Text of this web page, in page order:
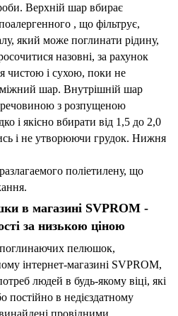
Верхній шар вбирає
, що фільтрує,
який може поглинати рідину,
назовні, за рахунок
чистою і сухою, поки не
шар. Внутрішній шар
з розпущеною
і якісно вбирати від 1,5 до 2,0
і не утворюючи грудок. Нижня
поліетилену, що
в магазині SVPROM -
за низькою ціною
пелюшок,
інтернет-магазині SVPROM,
людей в будь-якому віці, які
постійно в недієздатному
провідними